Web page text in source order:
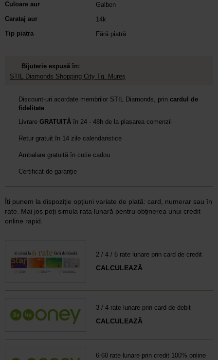
Culoare aur
Galben
Carataj aur
14k
Tip piatra
Fără piatră
Bijuterie expusă în:
STIL Diamonds Shopping City Tg. Mureș
Discount-uri acordate membrilor STIL Diamonds, prin cardul de
fidelitate
Livrare GRATUITĂ în 24 - 48h de la plasarea comenzii
Retur gratuit în 14 zile calendaristice
Ambalare gratuită în cutie cadou
Certificat de garanție
Îți punem la dispoziție opțiuni variate de plată: card, numerar sau în
rate. Mai jos poți simula rata lunară pentru obținerea unui credit
online rapid.
2 / 4 / 6 rate lunare prin card de credit
CALCULEAZĂ
3 / 4 rate lunare prin card de debit
CALCULEAZĂ
6-60 rate lunare prin credit 100% online